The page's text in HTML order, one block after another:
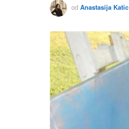
od Anastasija Katic